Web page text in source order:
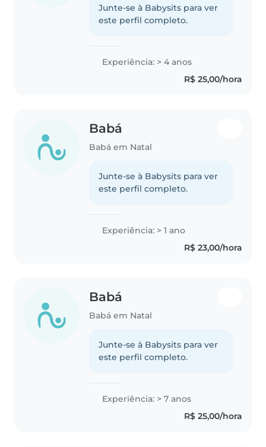
Junte-se à Babysits para ver
este perfil completo.
Experiência: > 4 anos
R$ 25,00/hora
Babá
Babá em Natal
Junte-se à Babysits para ver
este perfil completo.
Experiência: > 1 ano
R$ 23,00/hora
Babá
Babá em Natal
Junte-se à Babysits para ver
este perfil completo.
Experiência: > 7 anos
R$ 25,00/hora